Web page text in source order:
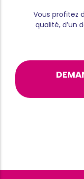
Vous profitez
qualité, d’un